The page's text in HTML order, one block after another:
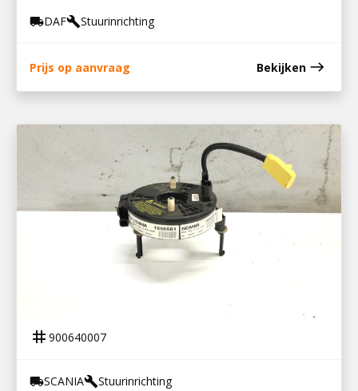
local_shippingDAFbuildStuurinrichting
Prijs op aanvraag Bekijken east
tag 900640007
local_shippingSCANIAbuildStuurinrichting